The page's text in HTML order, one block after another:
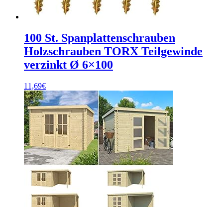
100 St. Spanplattenschrauben
Holzschrauben TORX Teilgewinde
verzinkt Ø 6×100
11,69€